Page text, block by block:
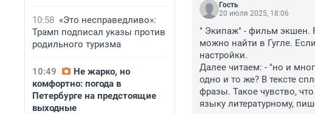
10:58 «Это несправедливо»:
Трамп подписал указы против
родильного туризма
10:49
Не жарко, но
комфортно: погода в
Петербурге на предстоящие
выходные
Гость
20 июля 2025, 18:06
" Экипаж" - фильм экшен.
можно найти в Гугле.
настройки.
Далее читаем: - "но и
одно и то же? В тексте
фразы. Такое чувство,
языку литературному,